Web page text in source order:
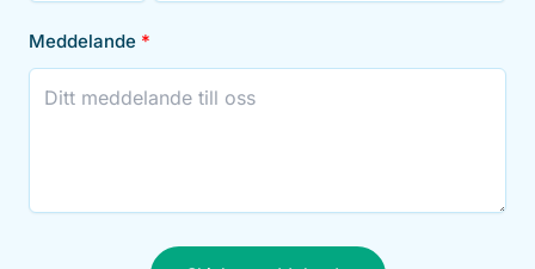
Meddelande